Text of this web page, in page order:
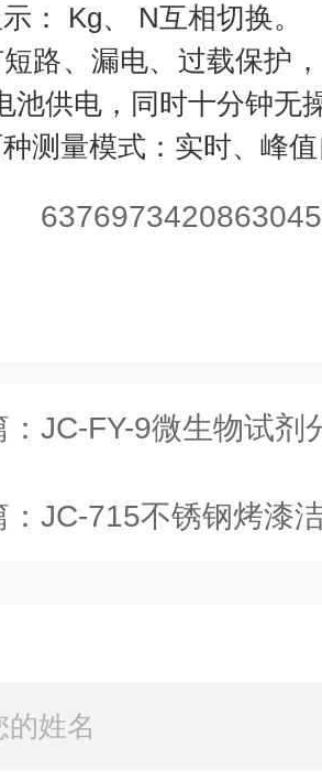
： Kg、 N互相切换。
路、漏电、过载保护
池供电，同时十分钟无
测量模式：实时、峰
JC-FY-9微生物试剂
JC-715不锈钢烤漆